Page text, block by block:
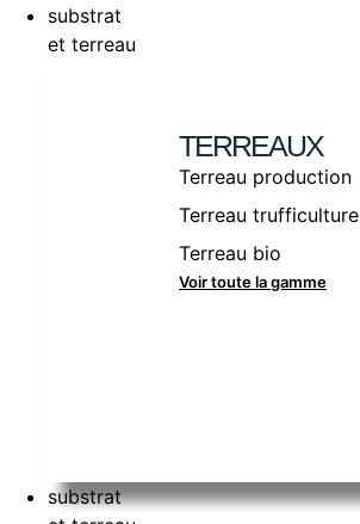
substrat
et terreau
TERREAUX
Terreau production
Terreau trufficulture
Terreau bio
Voir toute la gamme
substrat